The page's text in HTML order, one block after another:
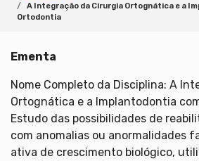
A Integração da Cirurgia Ortognática e a
Ortodontia
Ementa
Nome Completo da Disciplina: A
Ortognática e a Implantodontia
Estudo das possibilidades de
com anomalias ou anormalidades
ativa de crescimento biológico,